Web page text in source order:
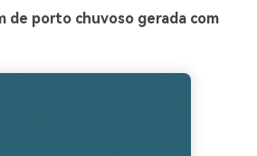
de porto chuvoso gerada com